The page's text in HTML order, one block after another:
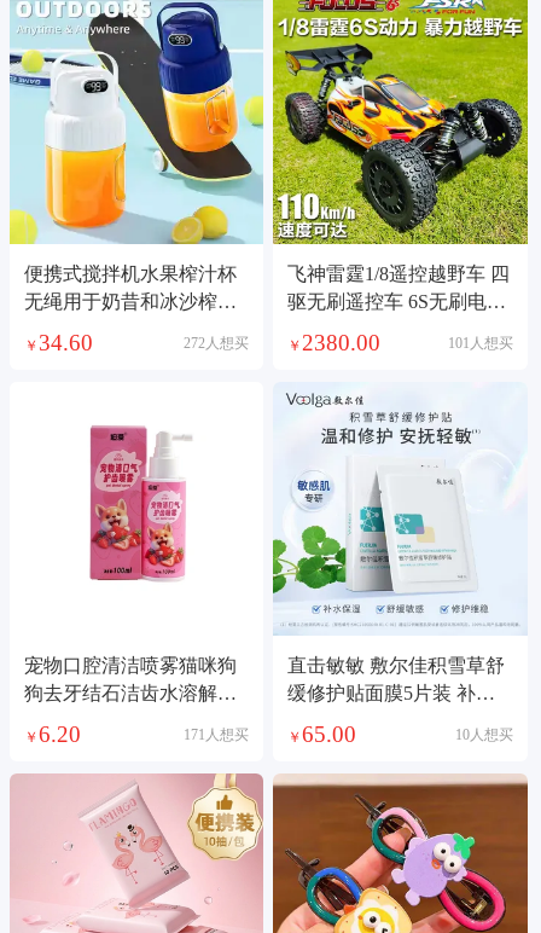
便携式搅拌机水果榨汁杯
无绳用于奶昔和冰沙榨汁
汁机
￥ 34.60 272人想买
飞神雷霆1/8遥控越野车 四
驱无刷遥控车 6S无刷电越
￥ 2380.00 101人想买
宠物口腔清洁喷雾猫咪狗
狗去牙结石洁齿水溶解有
￥ 6.20 171人想买
直击敏敏 敷尔佳积雪草舒
缓修护贴面膜5片装 补水
晒后修复
￥65.00 10人想买